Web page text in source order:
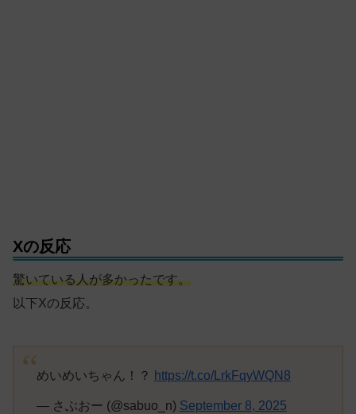
Xの反応
驚いている人が多かったです。
以下Xの反応。
めいめいちゃん！？ https://t.co/LrkFqyWQN8
— さぶおー (@sabuo_n) September 8, 2025